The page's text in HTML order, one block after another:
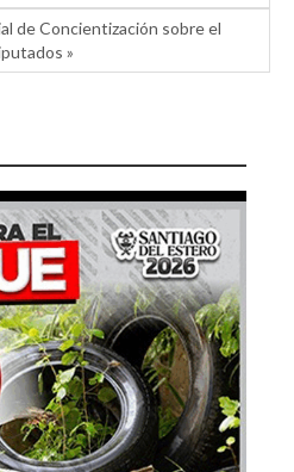
de Concientización sobre el
»